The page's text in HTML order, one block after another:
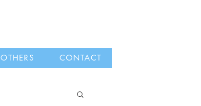
OTHERS CONTACT